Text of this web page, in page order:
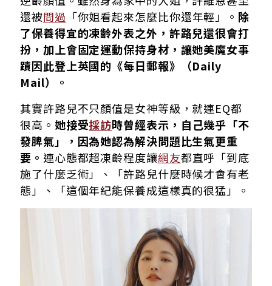
還被問過 「你姐看起來怎麼比你還年輕」。 除
了保養得宜的凍齡外表之外，許路兒還很會打
扮，加上會固定運動保持身材，讓她美魔女事
蹟因此登上英國的《每日郵報》（Daily
Mail）。
其實許路兒不只顏值是女神等級，就連EQ都
很高。 她接受採訪時曾經表示，自己幾乎「不
發脾氣」，因為她認為解決問題比生氣更重
要。 連心態都超凍齡程度讓網友都直呼「到底
施了什麼乏術」、「許路兒什麼時候才會有老
態」、「這個年紀能保養成這樣真的很猛」。